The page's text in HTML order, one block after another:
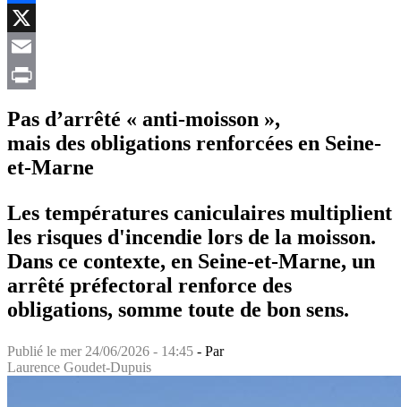
Facebook
X
Email
Pas d’arrêté « anti-moisson »,
mais des obligations renforcées en Seine-
et-Marne
Les températures caniculaires multiplient
les risques d'incendie lors de la moisson.
Dans ce contexte, en Seine-et-Marne, un
arrêté préfectoral renforce des
obligations, somme toute de bon sens.
Publié le mer 24/06/2026 - 14:45 - Par
Laurence Goudet-Dupuis